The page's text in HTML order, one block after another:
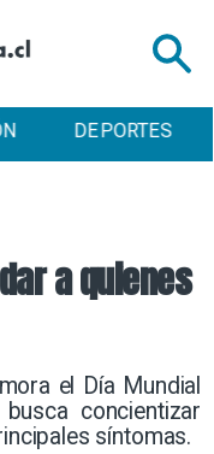
CULTURA
a quienes
el Día Mundial
concientizar
síntomas.